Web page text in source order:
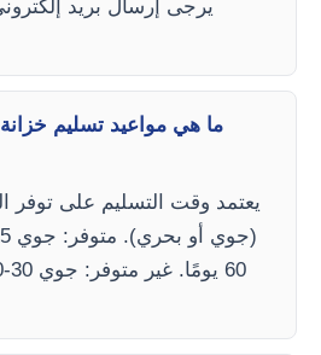
يرجى إرسال بريد
ما هي مواعيد تسليم
يعتمد وقت التسليم على توفر